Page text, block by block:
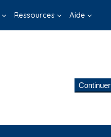
Ressources Aide
Continuer